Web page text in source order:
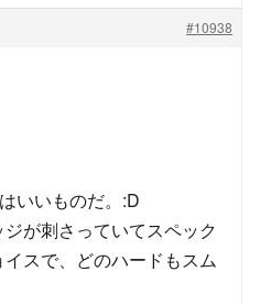
#10938
いいものだ。:D
が刺さっていてスペック
スで、どのハードもスム